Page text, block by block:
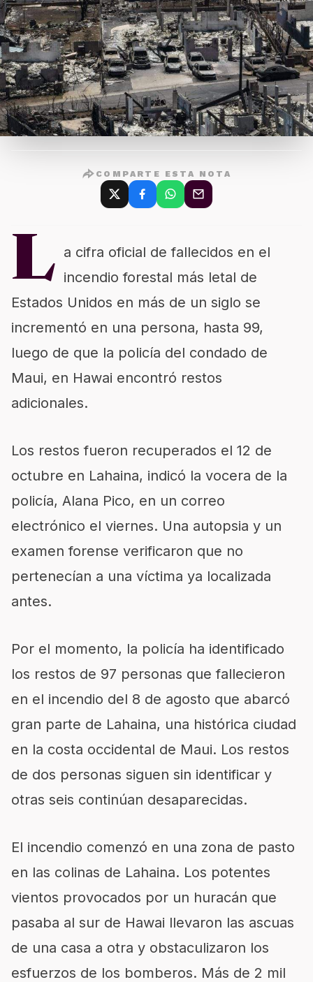
COMPARTE ESTA NOTA
L a cifra oficial de fallecidos en el
incendio forestal más letal de
Estados Unidos en más de un siglo se
incrementó en una persona, hasta 99,
luego de que la policía del condado de
Maui, en Hawai encontró restos
adicionales.
Los restos fueron recuperados el 12 de
octubre en Lahaina, indicó la vocera de la
policía, Alana Pico, en un correo
electrónico el viernes. Una autopsia y un
examen forense verificaron que no
pertenecían a una víctima ya localizada
antes.
Por el momento, la policía ha identificado
los restos de 97 personas que fallecieron
en el incendio del 8 de agosto que abarcó
gran parte de Lahaina, una histórica ciudad
en la costa occidental de Maui. Los restos
de dos personas siguen sin identificar y
otras seis continúan desaparecidas.
El incendio comenzó en una zona de pasto
en las colinas de Lahaina. Los potentes
vientos provocados por un huracán que
pasaba al sur de Hawai llevaron las ascuas
de una casa a otra y obstaculizaron los
esfuerzos de los bomberos. Más de 2 mil